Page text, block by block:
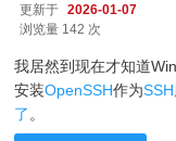
更新于
2026-01-07
浏览量 142 次
我居然到现在才知道
安装OpenSSH作为
了。